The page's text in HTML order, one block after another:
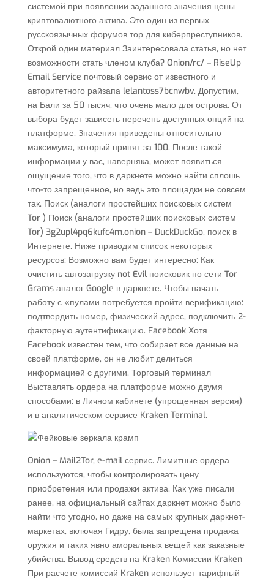
системой при появлении заданного значения цены
криптовалютного актива. Это один из первых
русскоязычных форумов тор для киберпреступников.
Открой один материал Заинтересовала статья, но нет
возможности стать членом клуба? Onion/rc/ – RiseUp
Email Service почтовый сервис от известного и
авторитетного райзапа lelantoss7bcnwbv. Допустим,
на Бали за 50 тысяч, что очень мало для острова. От
выбора будет зависеть перечень доступных опций на
платформе. Значения приведены относительно
максимума, который принят за 100. После такой
информации у вас, наверняка, может появиться
ощущение того, что в даркнете можно найти сплошь
что-то запрещенное, но ведь это площадки не совсем
так. Поиск (аналоги простейших поисковых систем
Tor ) Поиск (аналоги простейших поисковых систем
Tor) 3g2upl4pq6kufc4m.onion – DuckDuckGo, поиск в
Интернете. Ниже приводим список некоторых
ресурсов: Возможно вам будет интересно: Как
очистить автозагрузку not Evil поисковик по сети Tor
Grams аналог Google в даркнете. Чтобы начать
работу с «пулами потребуется пройти верификацию:
подтвердить номер, физический адрес, подключить 2-
факторную аутентификацию. Facebook Хотя
Facebook известен тем, что собирает все данные на
своей платформе, он не любит делиться
информацией с другими. Торговый терминал
Выставлять ордера на платформе можно двумя
способами: в Личном кабинете (упрощенная версия)
и в аналитическом сервисе Kraken Terminal.
Onion – Mail2Tor, e-mail сервис. Лимитные ордера
используются, чтобы контролировать цену
приобретения или продажи актива. Как уже писали
ранее, на официальный сайтах даркнет можно было
найти что угодно, но даже на самых крупных даркнет-
маркетах, включая Гидру, была запрещена продажа
оружия и таких явно аморальных вещей как заказные
убийства. Вывод средств на Kraken Комиссии Kraken
При расчете комиссий Kraken использует тарифный